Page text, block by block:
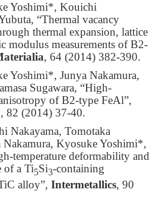
Yoshimi*, Kouichi
“Thermal vacancy
thermal expansion, lattice
modulus measurements of B2-
, 64 (2014) 382-390.
Yoshimi*, Junya Nakamura,
Sugawara, “High-
of B2-type FeAl”,
, 82 (2014) 37-40.
Nakayama, Tomotaka
Nakamura, Kyosuke Yoshimi*,
temperature deformability and
of a Ti5Si3-containing
alloy”, Intermetallics, 90